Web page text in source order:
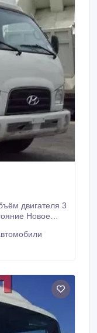
двигателя 3
Новое
4x2
Дизель Руль